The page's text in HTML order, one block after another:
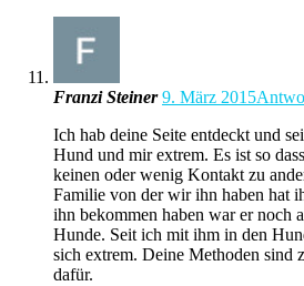
Franzi Steiner 9. März 2015
Ich hab deine Seite entdeckt und
Hund und mir extrem. Es ist so
keinen oder wenig Kontakt zu
Familie von der wir ihn haben hat
ihn bekommen haben war er noch
Hunde. Seit ich mit ihm in den
sich extrem. Deine Methoden sind
dafür.